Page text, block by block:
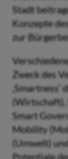
Stadt
Konzepte
zur
Zweck des
(Wirtschaft),
Smart
Mobility
(Umwelt)
Potentiale